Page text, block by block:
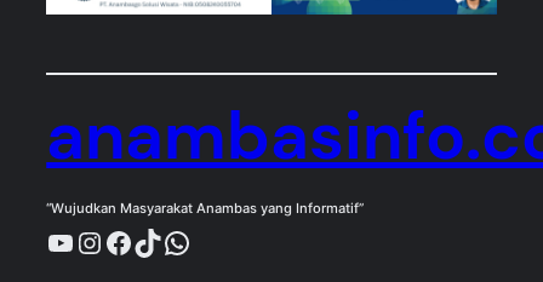
“Wujudkan Masyarakat Anambas yang Informatif”
YouTube
Instagram
Facebook
TikTok
WhatsApp